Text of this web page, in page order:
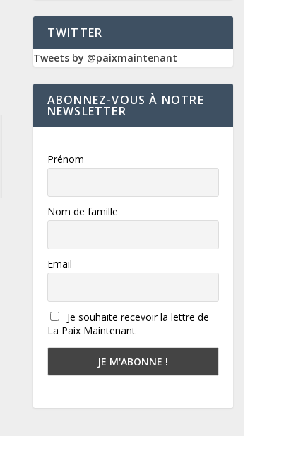
TWITTER
Tweets by @paixmaintenant
ABONNEZ-VOUS À NOTRE
NEWSLETTER
Prénom
Nom de famille
Email
Je souhaite recevoir la lettre de
La Paix Maintenant